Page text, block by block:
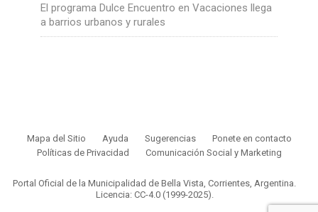
El programa Dulce Encuentro en Vacaciones llega
a barrios urbanos y rurales
Mapa del Sitio Ayuda Sugerencias
Ponete en contacto
Políticas de Privacidad
Comunicación Social y Marketing
Portal Oficial de la Municipalidad de Bella Vista, Corrientes, Argentina.
Licencia: CC-4.0 (1999-2025).